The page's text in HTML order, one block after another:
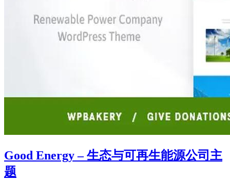
Good Energy – 生态与可再生能源公司主
题